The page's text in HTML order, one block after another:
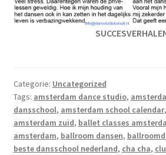
Categorie: Uncategorized
Tags: amsterdam dance studio,
dansschool, amsterdam school calendar,
amsterdam zuid, ballet classes
amsterdam, ballroom dansen,
beste dansschool nederland, cha cha,